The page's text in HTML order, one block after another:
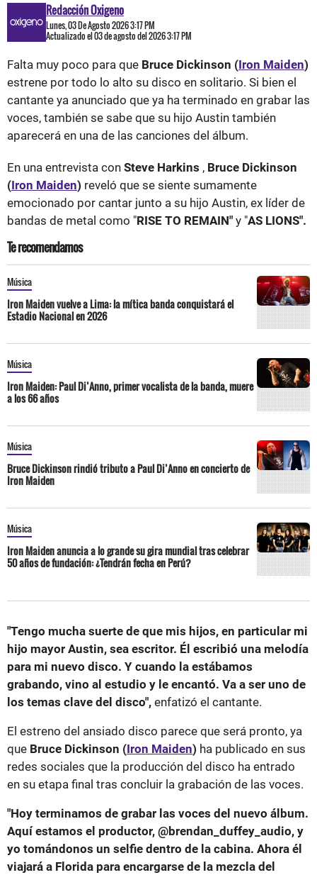
Redacción Oxigeno
Lunes, 03 De Agosto 2026 3:17 PM
Actualizado el 03 de agosto del 2026 3:17 PM
Falta muy poco para que Bruce Dickinson (Iron Maiden)
estrene por todo lo alto su disco en solitario. Si bien el
cantante ya anunciado que ya ha terminado en grabar las
voces, también se sabe que su hijo Austin también
aparecerá en una de las canciones del álbum.
En una entrevista con Steve Harkins , Bruce Dickinson
(Iron Maiden) reveló que se siente sumamente
emocionado por cantar junto a su hijo Austin, ex líder de
bandas de metal como "RISE TO REMAIN" y "AS LIONS".
Te recomendamos
Música
Iron Maiden vuelve a Lima: la mítica banda conquistará el
Estadio Nacional en 2026
Música
Iron Maiden: Paul Di’Anno, primer vocalista de la banda, muere
a los 66 años
Música
Bruce Dickinson rindió tributo a Paul Di’Anno en concierto de
Iron Maiden
Música
Iron Maiden anuncia a lo grande su gira mundial tras celebrar
50 años de fundación: ¿Tendrán fecha en Perú?
"Tengo mucha suerte de que mis hijos, en particular mi
hijo mayor Austin, sea escritor. Él escribió una melodía
para mi nuevo disco. Y cuando la estábamos
grabando, vino al estudio y le encantó. Va a ser uno de
los temas clave del disco", enfatizó el cantante.
El estreno del ansiado disco parece que será pronto, ya
que Bruce Dickinson (Iron Maiden) ha publicado en sus
redes sociales que la producción del disco ha entrado
en su etapa final tras concluir la grabación de las voces.
"Hoy terminamos de grabar las voces del nuevo álbum.
Aquí estamos el productor, @brendan_duffey_audio, y
yo tomándonos un selfie dentro de la cabina. Ahora él
viajará a Florida para encargarse de la mezcla del